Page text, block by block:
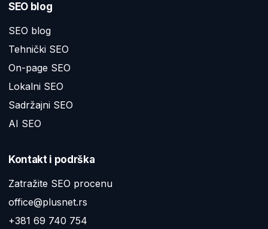
SEO blog
SEO blog
Tehnički SEO
On-page SEO
Lokalni SEO
Sadržajni SEO
AI SEO
Kontakt i podrška
Zatražite SEO procenu
office@plusnet.rs
+381 69 740 754